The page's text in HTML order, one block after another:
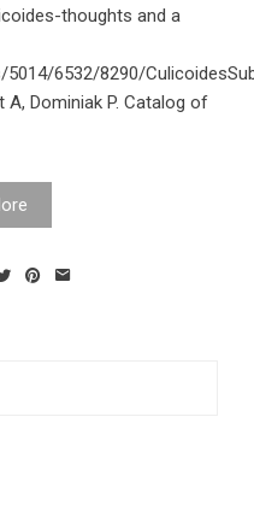
thoughts and a
6532/8290/
Dominiak P. Catalog of